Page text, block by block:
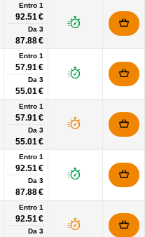
Entro 1
92.51 €
Da 3
87.88 €
Entro 1
57.91 €
Da 3
55.01 €
Entro 1
57.91 €
Da 3
55.01 €
Entro 1
92.51 €
Da 3
87.88 €
Entro 1
92.51 €
Da 3